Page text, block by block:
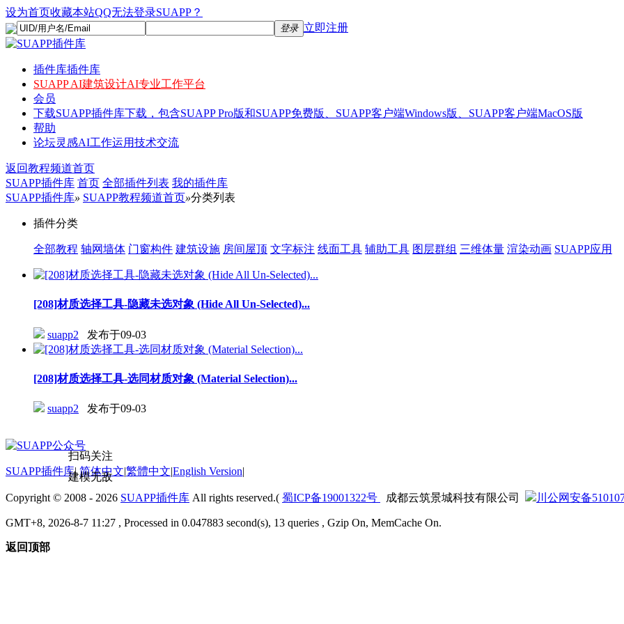
设为首页收藏本站QQ无法登录SUAPP？
登录 立即注册
插件库插件库
SUAPP AI建筑设计AI专业工作平台
会员
下载SUAPP插件库下载，包含SUAPP Pro版和SUAPP免费版、SUAPP客户端Windows版、SUAPP客户端MacOS版
帮助
论坛灵感AI工作运用技术交流
返回教程频道首页
SUAPP插件库 首页 全部插件列表 我的插件库
SUAPP插件库» SUAPP教程频道首页»分类列表
插件分类
全部教程 轴网墙体 门窗构件 建筑设施 房间屋顶 文字标注 线面工具 辅助工具 图层群组 三维体量 渲染动画 SUAPP应用
[208]材质选择工具-隐藏未选对象 (Hide All Un-Selected)...
suapp2 发布于09-03
[208]材质选择工具-选同材质对象 (Material Selection)...
suapp2 发布于09-03
扫码关注
建模无敌
SUAPP插件库| 简体中文|繁體中文|English Version|
Copyright © 2008 - 2026 SUAPP插件库 All rights reserved.( 蜀ICP备19001322号 成都云筑景城科技有限公司 川公网安备
GMT+8, 2026-8-7 11:27 , Processed in 0.047883 second(s), 13 queries , Gzip On, MemCache On.
返回顶部